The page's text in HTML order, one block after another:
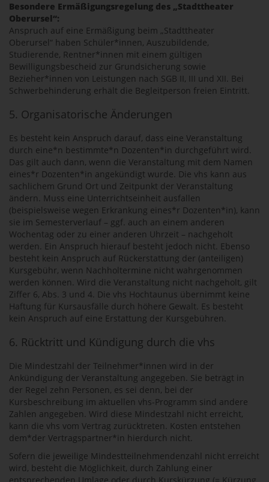
Besondere Ermäßigungsregelung des „Stadttheater
Oberursel“:
Anspruch auf eine Ermäßigung beim „Stadttheater
Oberursel“ haben Schüler*innen, Auszubildende,
Studierende, Rentner*innen mit einem gültigen
Bewilligungsbescheid zur Grundsicherung sowie
Bezieher*innen von Leistungen nach SGB II, III und XII. Bei
Schwerbehinderung erhält die Begleitperson freien Eintritt.
5. Organisatorische Änderungen
Es besteht kein Anspruch darauf, dass eine Veranstaltung
durch eine*n bestimmte*n Dozenten*in durchgeführt wird.
Das gilt auch dann, wenn die Veranstaltung mit dem Namen
eines*r Dozenten*in angekündigt wurde. Die vhs kann aus
sachlichem Grund Ort und Zeitpunkt der Veranstaltung
ändern. Muss eine Unterrichtseinheit ausfallen
(beispielsweise wegen Erkrankung eines*r Dozenten*in), kann
sie im Semesterverlauf – ggf. auch an einem anderen
Wochentag oder zu einer anderen Uhrzeit – nachgeholt
werden. Ein Anspruch hierauf besteht jedoch nicht. Ebenso
besteht kein Anspruch auf Rückerstattung der (anteiligen)
Kursgebühr, wenn Nachholtermine nicht wahrgenommen
werden können. Wird die Veranstaltung nicht nachgeholt, gilt
Ziffer 6, Abs. 3 und 4. Die vhs Hochtaunus übernimmt keine
Haftung für Kursausfälle durch höhere Gewalt. Es besteht
kein Anspruch auf eine Erstattung der Kursgebühren.
6. Rücktritt und Kündigung durch die vhs
Die Mindestzahl der Teilnehmer*innen wird in der
Ankündigung der Veranstaltung angegeben. Sie beträgt in
der Regel zehn Personen, es sei denn, bei der
Kursbeschreibung im aktuellen vhs-Programm sind andere
Zahlen angegeben. Wird diese Mindestzahl nicht erreicht,
kann die vhs vom Vertrag zurücktreten. Kosten entstehen
dem*der Vertragspartner*in hierdurch nicht.
Sofern die jeweilige Mindestteilnehmendenzahl nicht erreicht
wird, besteht die Möglichkeit, durch Zahlung einer